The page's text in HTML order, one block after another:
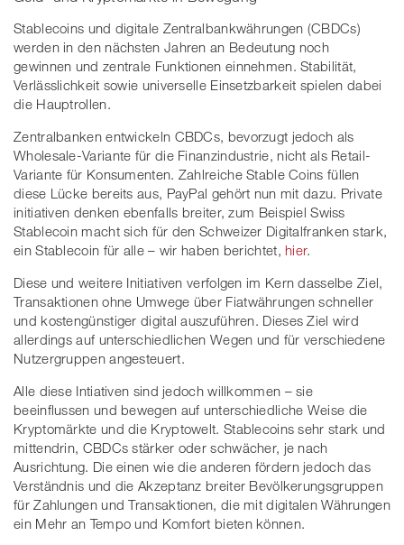
Stablecoins und digitale Zentralbankwährungen (CBDCs)
werden in den nächsten Jahren an Bedeutung noch
gewinnen und zentrale Funktionen einnehmen. Stabilität,
Verlässlichkeit sowie universelle Einsetzbarkeit spielen dabei
die Hauptrollen.
Zentralbanken entwickeln CBDCs, bevorzugt jedoch als
Wholesale-Variante für die Finanzindustrie, nicht als Retail-
Variante für Konsumenten. Zahlreiche Stable Coins füllen
diese Lücke bereits aus, PayPal gehört nun mit dazu. Private
initiativen denken ebenfalls breiter, zum Beispiel Swiss
Stablecoin macht sich für den Schweizer Digitalfranken stark,
ein Stablecoin für alle – wir haben berichtet,hier.
Diese und weitere Initiativen verfolgen im Kern dasselbe Ziel,
Transaktionen ohne Umwege über Fiatwährungen schneller
und kostengünstiger digital auszuführen. Dieses Ziel wird
allerdings auf unterschiedlichen Wegen und für verschiedene
Nutzergruppen angesteuert.
Alle diese Intiativen sind jedoch willkommen – sie
beeinflussen und bewegen auf unterschiedliche Weise die
Kryptomärkte und die Kryptowelt. Stablecoins sehr stark und
mittendrin, CBDCs stärker oder schwächer, je nach
Ausrichtung. Die einen wie die anderen fördern jedoch das
Verständnis und die Akzeptanz breiter Bevölkerungsgruppen
für Zahlungen und Transaktionen, die mit digitalen Währungen
ein Mehr an Tempo und Komfort bieten können.